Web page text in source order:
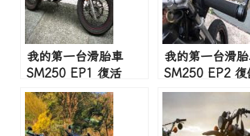
我的第一台滑胎車
SM250 EP1 復活
我的第一台滑
SM250 EP2 復